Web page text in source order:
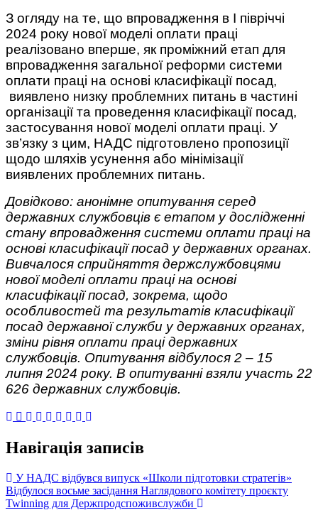
З огляду на те, що впровадження в І півріччі
2024 року нової моделі оплати праці
реалізовано вперше, як проміжний етап для
впровадження загальної реформи системи
оплати праці на основі класифікації посад,
виявлено низку проблемних питань в частині
організації та проведення класифікації посад,
застосування нової моделі оплати праці. У
зв’язку з цим, НАДС підготовлено пропозиції
щодо шляхів усунення або мінімізації
виявлених проблемних питань.
Довідково: анонімне опитування серед
державних службовців є етапом у дослідженні
стану впровадження системи оплати праці на
основі класифікації посад у державних органах.
Вивчалося сприйняття держслужбовцями
нової моделі оплати праці на основі
класифікації посад, зокрема, щодо
особливостей та результатів класифікації
посад державної служби у державних органах,
зміни рівня оплати праці державних
службовців. Опитування відбулося 2 – 15
липня 2024 року. В опитуванні взяли участь 22
626 державних службовців.
Навігація записів
У НАДС відбувся випуск «Школи підготовки стратегів»
Відбулося восьме засідання Наглядового комітету проєкту
Twinning для Держпродспоживслужби